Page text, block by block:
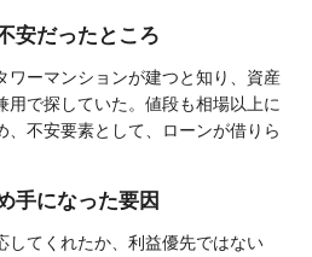
安だったところ
ワーマンションが建つと知り、資産
用で探していた。値段も相場以上に
、不安要素として、ローンが借りら
手になった要因
してくれたか、利益優先ではない